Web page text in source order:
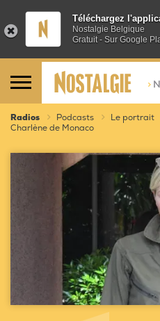
Téléchargez
Nostalgie Belgique
Gratuit - Sur Google
>
Radios Podcasts Le portrait
Charlène de Monaco